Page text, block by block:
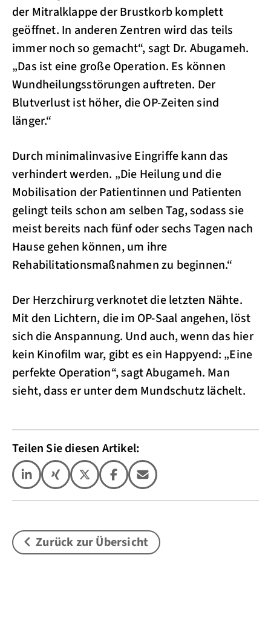
der Mitralklappe der Brustkorb komplett
geöffnet. In anderen Zentren wird das teils
immer noch so gemacht“, sagt Dr. Abugameh.
„Das ist eine große Operation. Es können
Wundheilungsstörungen auftreten. Der
Blutverlust ist höher, die OP-Zeiten sind
länger.“
Durch minimalinvasive Eingriffe kann das
verhindert werden. „Die Heilung und die
Mobilisation der Patientinnen und Patienten
gelingt teils schon am selben Tag, sodass sie
meist bereits nach fünf oder sechs Tagen nach
Hause gehen können, um ihre
Rehabilitationsmaßnahmen zu beginnen.“
Der Herzchirurg verknotet die letzten Nähte.
Mit den Lichtern, die im OP-Saal angehen, löst
sich die Anspannung. Und auch, wenn das hier
kein Kinofilm war, gibt es ein Happyend: „Eine
perfekte Operation“, sagt Abugameh. Man
sieht, dass er unter dem Mundschutz lächelt.
Teilen Sie diesen Artikel:
Zurück zur Übersicht